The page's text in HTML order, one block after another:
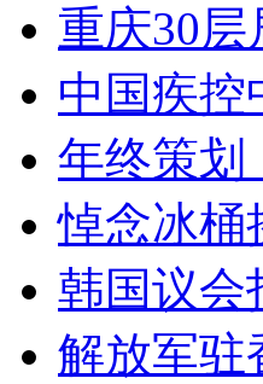
重庆30
中国疾控
年终策划
悼念冰桶
韩国议会
解放军驻